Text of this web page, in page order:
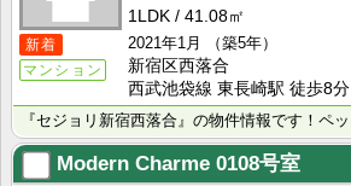
新着
マンション
1LDK
41.08㎡
2021年1月
（築5年）
新宿区西落合
西武池袋線 東長崎駅 徒歩8分
Modern Charme 0108号室